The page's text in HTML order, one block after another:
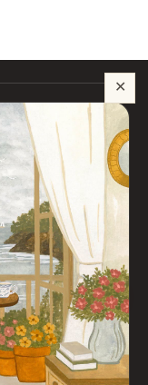
থাকলে আমরা বিজ্ঞাপন ও
কাজে লাগছে।
প্রাইভেসি নীতি
✕
সাহায্য?